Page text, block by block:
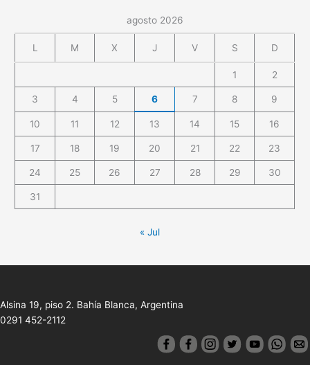
agosto 2026
L M X J V S D
1 2
3 4 5 6 7 8 9
10 11 12 13 14 15 16
17 18 19 20 21 22 23
24 25 26 27 28 29 30
31
« Jul
Alsina 19, piso 2. Bahía Blanca, Argentina
0291 452-2112